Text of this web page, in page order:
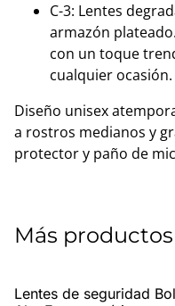
C-3: Lentes
armazón
con un toque
cualquier ocasión.
Diseño unisex
a rostros medianos y
protector y paño de
Más productos
Lentes de seguridad